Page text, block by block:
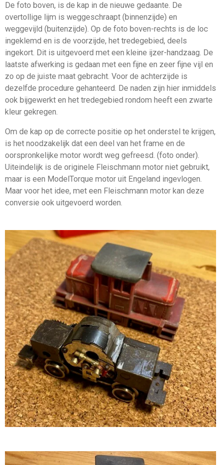
De foto boven, is de kap in de nieuwe gedaante. De
overtollige lijm is weggeschraapt (binnenzijde) en
weggevijld (buitenzijde). Op de foto boven-rechts is de loc
ingeklemd en is de voorzijde, het tredegebied, deels
ingekort. Dit is uitgevoerd met een kleine ijzer-handzaag. De
laatste afwerking is gedaan met een fijne en zeer fijne vijl en
zo op de juiste maat gebracht. Voor de achterzijde is
dezelfde procedure gehanteerd. De naden zijn hier inmiddels
ook bijgewerkt en het tredegebied rondom heeft een zwarte
kleur gekregen.
Om de kap op de correcte positie op het onderstel te krijgen,
is het noodzakelijk dat een deel van het frame en de
oorspronkelijke motor wordt weg gefreesd. (foto onder).
Uiteindelijk is de originele Fleischmann motor niet gebruikt,
maar is een ModelTorque motor uit Engeland ingevlogen.
Maar voor het idee, met een Fleischmann motor kan deze
conversie ook uitgevoerd worden.